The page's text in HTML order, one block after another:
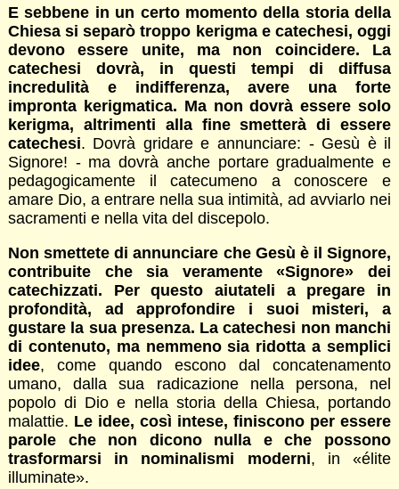
E sebbene in un certo momento della storia della
Chiesa si separò troppo kerigma e catechesi, oggi
devono essere unite, ma non coincidere. La
catechesi dovrà, in questi tempi di diffusa
incredulità e indifferenza, avere una forte
impronta kerigmatica. Ma non dovrà essere solo
kerigma, altrimenti alla fine smetterà di essere
catechesi. Dovrà gridare e annunciare: - Gesù è il
Signore! - ma dovrà anche portare gradualmente e
pedagogicamente il catecumeno a conoscere e
amare Dio, a entrare nella sua intimità, ad avviarlo nei
sacramenti e nella vita del discepolo.
Non smettete di annunciare che Gesù è il Signore,
contribuite che sia veramente «Signore» dei
catechizzati. Per questo aiutateli a pregare in
profondità, ad approfondire i suoi misteri, a
gustare la sua presenza. La catechesi non manchi
di contenuto, ma nemmeno sia ridotta a semplici
idee, come quando escono dal concatenamento
umano, dalla sua radicazione nella persona, nel
popolo di Dio e nella storia della Chiesa, portando
malattie. Le idee, così intese, finiscono per essere
parole che non dicono nulla e che possono
trasformarsi in nominalismi moderni, in «élite
illuminate».